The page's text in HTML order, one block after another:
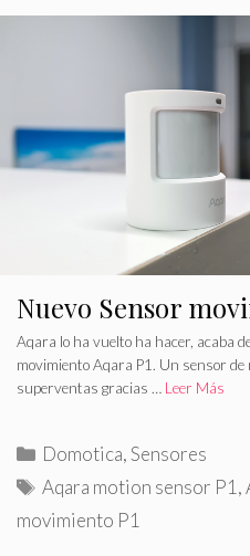
g
a
s
a
s
Nuevo Sensor
Aqara lo ha vuelto ha hacer, acaba
movimiento Aqara P1. Un sensor de
superventas gracias … Leer Más
C
a
e
Domotica,Sensores
E
Aqara motion sensor P1 ,
movimiento P1